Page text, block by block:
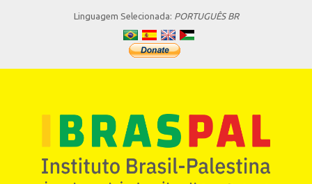
Linguagem Selecionada: PORTUGUÊS BR